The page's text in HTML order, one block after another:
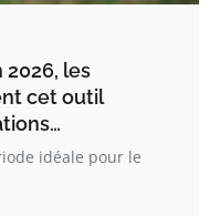
les
cet outil
idéale pour le